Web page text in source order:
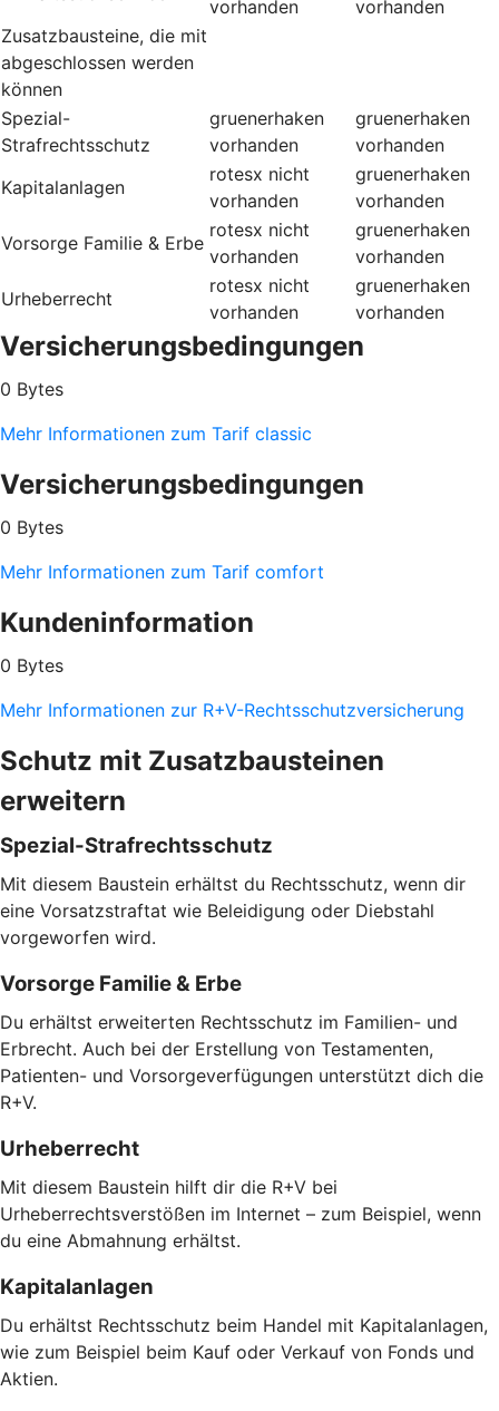
vorhanden
vorhanden
Zusatzbausteine, die mit
abgeschlossen werden
können
Spezial-
Strafrechtsschutz
gruenerhaken
vorhanden
gruenerhaken
vorhanden
Kapitalanlagen
rotesx nicht
vorhanden
gruenerhaken
vorhanden
Vorsorge Familie & Erbe
rotesx nicht
vorhanden
gruenerhaken
vorhanden
Urheberrecht
rotesx nicht
vorhanden
gruenerhaken
vorhanden
Versicherungsbedingungen
0 Bytes
Mehr Informationen zum Tarif classic
Versicherungsbedingungen
0 Bytes
Mehr Informationen zum Tarif comfort
Kundeninformation
0 Bytes
Mehr Informationen zur R+V-Rechtsschutzversicherung
Schutz mit Zusatzbausteinen
erweitern
Spezial-Strafrechtsschutz
Mit diesem Baustein erhältst du Rechtsschutz, wenn dir
eine Vorsatzstraftat wie Beleidigung oder Diebstahl
vorgeworfen wird.
Vorsorge Familie & Erbe
Du erhältst erweiterten Rechtsschutz im Familien- und
Erbrecht. Auch bei der Erstellung von Testamenten,
Patienten- und Vorsorgeverfügungen unterstützt dich die
R+V.
Urheberrecht
Mit diesem Baustein hilft dir die R+V bei
Urheberrechtsverstößen im Internet – zum Beispiel, wenn
du eine Abmahnung erhältst.
Kapitalanlagen
Du erhältst Rechtsschutz beim Handel mit Kapitalanlagen,
wie zum Beispiel beim Kauf oder Verkauf von Fonds und
Aktien.